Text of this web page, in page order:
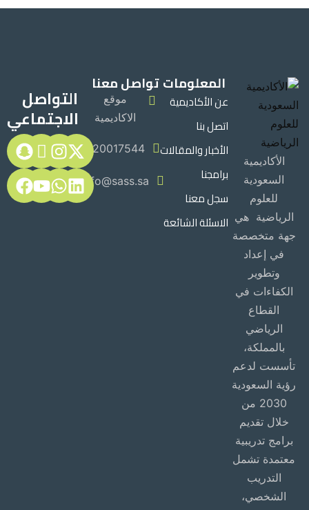
الأكاديمية
السعودية
للعلوم
الرياضية هي
جهة متخصصة
في إعداد
وتطوير
الكفاءات في
القطاع
الرياضي
بالمملكة،
تأسست لدعم
رؤية السعودية
2030 من
خلال تقديم
برامج تدريبية
معتمدة تشمل
التدريب
الشخصي،
المعلومات
عن الأكاديمية
اتصل بنا
الأخبار والمقالات
برامجنا
سجل معنا
الاسئلة الشائعة
تواصل معنا
موقع
الاكاديمية
920017544
Info@sass.sa
التواصل
الاجتماعي